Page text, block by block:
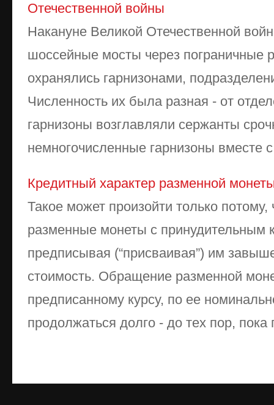
Отечественной войны
Накануне Великой Отечественной
шоссейные мосты через пограничные
охранялись гарнизонами,
Численность их была разная - от
гарнизоны возглавляли сержанты
немногочисленные гарнизоны вместе
Кредитный характер разменной
Такое может произойти только потому,
разменные монеты с принудительным
предписывая (“присваивая”) им
стоимость. Обращение разменной
предписанному курсу, по ее
продолжаться долго - до тех пор, пока